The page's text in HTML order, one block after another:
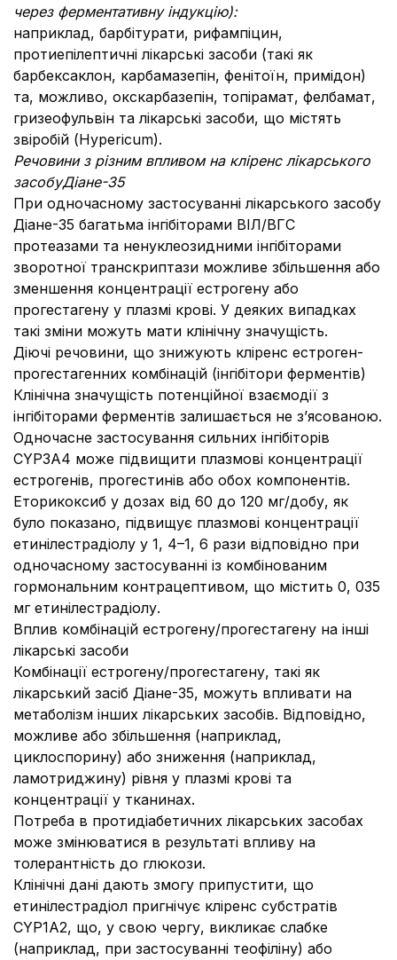
через ферментативну індукцію):
наприклад, барбітурати, рифампіцин,
протиепілептичні лікарські засоби (такі як
барбексаклон, карбамазепін, фенітоїн, примідон)
та, можливо, окскарбазепін, топірамат, фелбамат,
гризеофульвін та лікарські засоби, що містять
звіробій (Hypericum).
Речовини з різним впливом на кліренс лікарського
засобуДіане-35
При одночасному застосуванні лікарського засобу
Діане-35 багатьма інгібіторами ВІЛ/ВГС
протеазами та ненуклеозидними інгібіторами
зворотної транскриптази можливе збільшення або
зменшення концентрації естрогену або
прогестагену у плазмі крові. У деяких випадках
такі зміни можуть мати клінічну значущість.
Діючі речовини, що знижують кліренс естроген-
прогестагенних комбінацій (інгібітори ферментів)
Клінічна значущість потенційної взаємодії з
інгібіторами ферментів залишається не з’ясованою.
Одночасне застосування сильних інгібіторів
CYP3A4 може підвищити плазмові концентрації
естрогенів, прогестинів або обох компонентів.
Еторикоксиб у дозах від 60 до 120 мг/добу, як
було показано, підвищує плазмові концентрації
етинілестрадіолу у 1, 4–1, 6 рази відповідно при
одночасному застосуванні із комбінованим
гормональним контрацептивом, що містить 0, 035
мг етинілестрадіолу.
Вплив комбінацій естрогену/прогестагену на інші
лікарські засоби
Комбінації естрогену/прогестагену, такі як
лікарський засіб Діане-35, можуть впливати на
метаболізм інших лікарських засобів. Відповідно,
можливе або збільшення (наприклад,
циклоспорину) або зниження (наприклад,
ламотриджину) рівня у плазмі крові та
концентрації у тканинах.
Потреба в протидіабетичних лікарських засобах
може змінюватися в результаті впливу на
толерантність до глюкози.
Клінічні дані дають змогу припустити, що
етинілестрадіол пригнічує кліренс субстратів
CYP1A2, що, у свою чергу, викликає слабке
(наприклад, при застосуванні теофіліну) або